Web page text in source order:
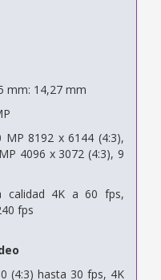
mm: 14,27 mm
8192 x 6144 (4:3),
4096 x 3072 (4:3), 9
calidad 4K a 60 fps,
fps
(4:3) hasta 30 fps, 4K